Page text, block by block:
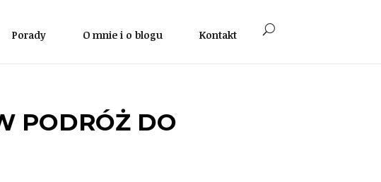
Porady O mnie i o blogu Kontakt
PODRÓŻ DO